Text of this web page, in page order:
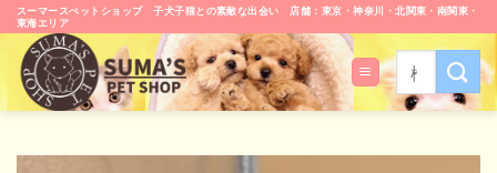
Skip
to
content
スーマースぺットショップ 子犬子猫との素敵な出会い 店舗：東京・神奈川・北関東・南関東・
東海エリア
検
索
対
象: